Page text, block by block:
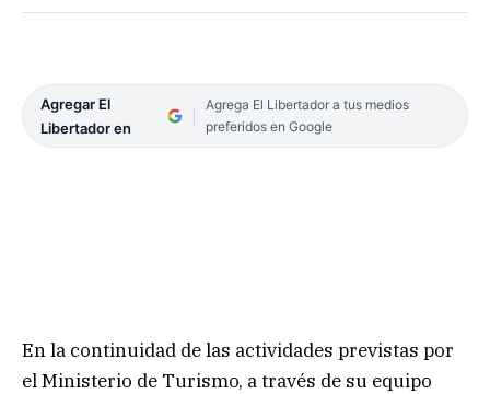
Agregar El
Libertador en
Agrega El Libertador a tus medios
preferidos en Google
En la continuidad de las actividades previstas por
el Ministerio de Turismo, a través de su equipo